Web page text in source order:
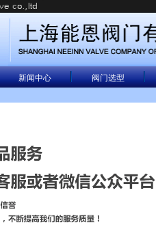
新闻中心 阀门选型